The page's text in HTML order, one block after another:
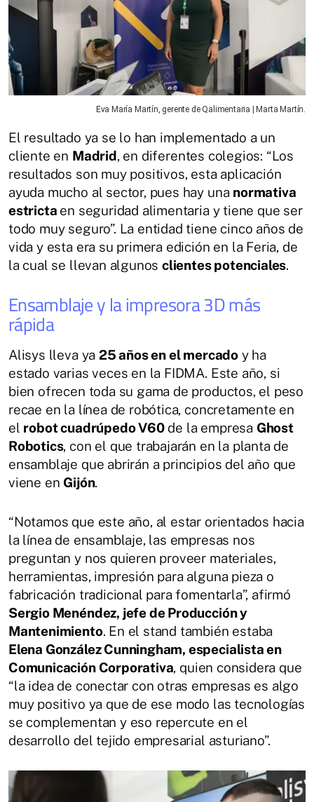
Eva María Martín, gerente de Qalimentaria | Marta Martín.
El resultado ya se lo han implementado a un
cliente en Madrid, en diferentes colegios: “Los
resultados son muy positivos, esta aplicación
ayuda mucho al sector, pues hay una normativa
estricta en seguridad alimentaria y tiene que ser
todo muy seguro”. La entidad tiene cinco años de
vida y esta era su primera edición en la Feria, de
la cual se llevan algunosclientes potenciales.
Ensamblaje y la impresora 3D más
rápida
Alisys lleva ya 25 años en el mercadoy ha
estado varias veces en la FIDMA. Este año, si
bien ofrecen toda su gama de productos, el peso
recae en la línea de robótica, concretamente en
el robot cuadrúpedo V60de la empresa Ghost
Robotics, con el que trabajarán en la planta de
ensamblaje que abrirán a principios del año que
viene en Gijón.
“Notamos que este año, al estar orientados hacia
la línea de ensamblaje, las empresas nos
preguntan y nos quieren proveer materiales,
herramientas, impresión para alguna pieza o
fabricación tradicional para fomentarla”, afirmó
Sergio Menéndez, jefe de Producción y
Mantenimiento. En el stand también estaba
Elena González Cunningham, especialista en
Comunicación Corporativa, quien considera que
“la idea de conectar con otras empresas es algo
muy positivo ya que de ese modo las tecnologías
se complementan y eso repercute en el
desarrollo del tejido empresarial asturiano”.